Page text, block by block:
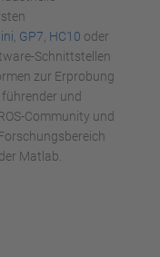
GP7 HC10 oder
Schnittstellen
zur Erprobung
führender und
Community und
Matlab.